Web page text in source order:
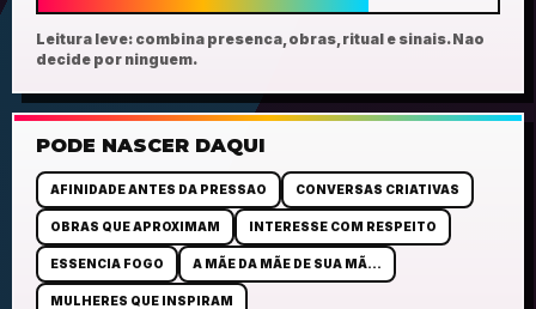
Leitura leve: combina presenca, obras, ritual e sinais. Nao
decide por ninguem.
PODE NASCER DAQUI
AFINIDADE ANTES DA PRESSAO CONVERSAS CRIATIVAS
OBRAS QUE APROXIMAM INTERESSE COM RESPEITO
ESSENCIA FOGO A MÃE DA MÃE DE SUA MÃ...
MULHERES QUE INSPIRAM